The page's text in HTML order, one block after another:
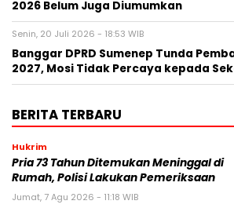
2026 Belum Juga Diumumkan
Senin, 20 Juli 2026 - 18:53 WIB
Banggar DPRD Sumenep Tunda
2027, Mosi Tidak Percaya kepada
BERITA TERBARU
Hukrim
Pria 73 Tahun Ditemukan Meninggal di
Rumah, Polisi Lakukan Pemeriksaan
Jumat, 7 Agu 2026 - 11:18 WIB